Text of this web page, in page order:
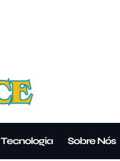
Tecnologia Sobre Nós